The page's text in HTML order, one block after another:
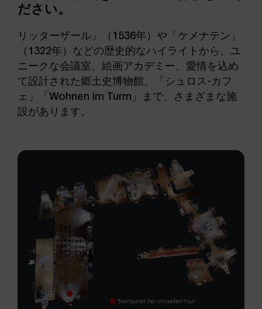
ださい。
リッターザール」（1536年）や「ケメナテン」
（1322年）などの歴史的なハイライトから、ユ
ニークな会議室、絵画アカデミー、愛情を込め
て設計された郷土史博物館、「シュロス-カフ
ェ」「Wohnen im Turm」まで、さまざまな施
設があります。